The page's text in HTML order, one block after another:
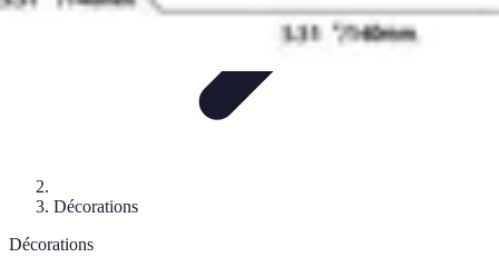
Décorations
Décorations